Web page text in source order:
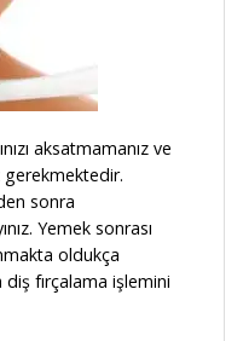
aksatmamanız ve
sonra
Yemek sonrası
oldukça
diş fırçalama işlemini